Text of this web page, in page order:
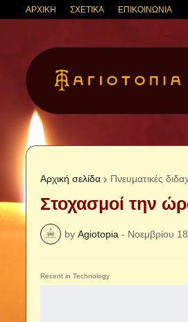
ΑΡΧΙΚΗ ΣΧΕΤΙΚΑ ΕΠΙΚΟΙΝΩΝΙΑ
Αρχική σελίδα Πνευματικές
Στοχασμοί την
by Agiotopia - Νοεμβρίου
Recent in Technology